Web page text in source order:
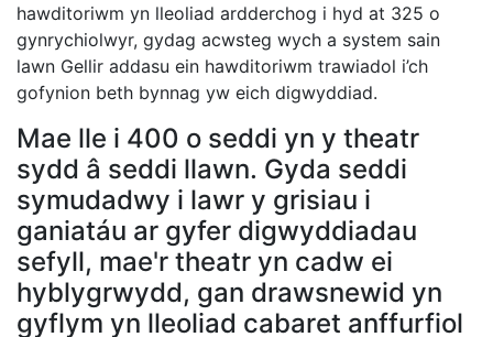
hawditoriwm yn lleoliad ardderchog i hyd at 325 o
gynrychiolwyr, gydag acwsteg wych a system sain
lawn Gellir addasu ein hawditoriwm trawiadol i’ch
gofynion beth bynnag yw eich digwyddiad.
Mae lle i 400 o seddi yn y theatr
sydd â seddi llawn. Gyda seddi
symudadwy i lawr y grisiau i
ganiatáu ar gyfer digwyddiadau
sefyll, mae'r theatr yn cadw ei
hyblygrwydd, gan drawsnewid yn
gyflym yn lleoliad cabaret anffurfiol